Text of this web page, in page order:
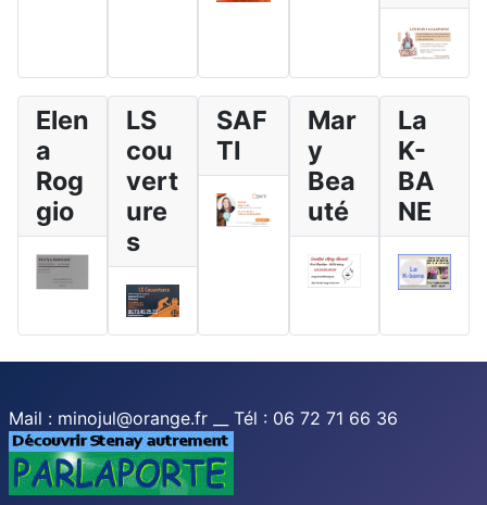
Elen
a
Rog
gio
LS
cou
vert
ure
s
SAF
TI
Mar
y
Bea
uté
La
K-
BA
NE
Mail : minojul@orange.fr __ Tél : 06 72 71 66 36